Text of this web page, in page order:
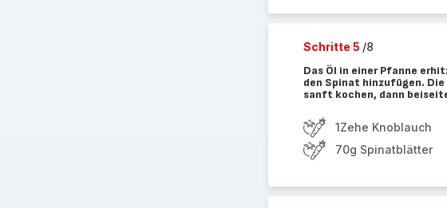
Schritte 5 /8
Das Öl in einer Pfanne
den Spinat hinzufügen.
sanft kochen, dann
1Zehe Knoblauch
70g Spinatblätter